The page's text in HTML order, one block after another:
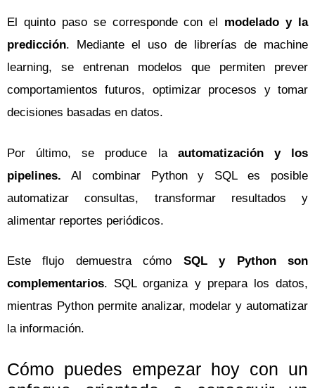
El quinto paso se corresponde con el
modelado y la
predicción. Mediante el uso de librerías de machine
learning, se entrenan modelos que permiten prever
comportamientos futuros, optimizar procesos y tomar
decisiones basadas en datos.
Por último, se produce la automatización y los
pipelines. Al combinar Python y SQL es posible
automatizar consultas, transformar resultados y
alimentar reportes periódicos.
Este flujo demuestra cómo SQL y Python son
complementarios. SQL organiza y prepara los datos,
mientras Python permite analizar, modelar y automatizar
la información.
Cómo puedes empezar hoy con un